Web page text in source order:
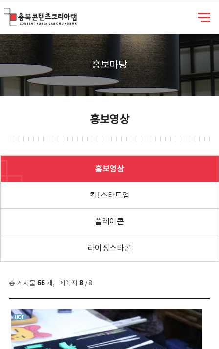
홍보마당
홍보영상
홍보영상
킥!스타트업
플레이콘
라이징스타콘
총 게시물 66개, 페이지 8/ 8